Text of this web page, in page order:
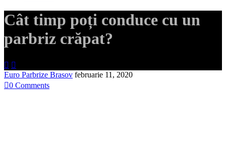
Cât timp poți conduce cu un
parbriz crăpat?
 
Euro Parbrize Brasov februarie 11, 2020
0 Comments